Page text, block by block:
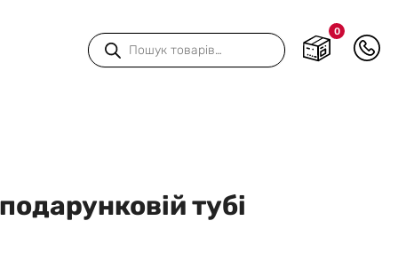
Пошук
товарів
0
тубі